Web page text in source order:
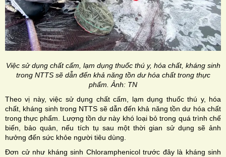
Việc sử dụng chất cấm, lạm dụng thuốc thú y, hóa chất, kháng sinh
trong NTTS sẽ dẫn đến khả năng tồn dư hóa chất trong thực
phẩm. Ảnh: TN
Theo vị này, việc sử dụng chất cấm, lạm dụng thuốc thú y, hóa
chất, kháng sinh trong NTTS sẽ dẫn đến khả năng tồn dư hóa chất
trong thực phẩm. Lượng tồn dư này khó loại bỏ trong quá trình chế
biến, bảo quản, nếu tích tụ sau một thời gian sử dụng sẽ ảnh
hưởng đến sức khỏe người tiêu dùng.
Đơn cử như kháng sinh Chloramphenicol trước đây là kháng sinh